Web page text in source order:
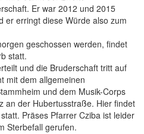
Er war 2012 und 2015
er erringt diese Würde also zum
geschossen werden, findet
statt.
und die Bruderschaft tritt auf
mit dem allgemeinen
und dem Musik-Corps
an der Hubertusstraße. Hier findet
Präses Pfarrer Cziba ist leider
Sterbefall gerufen.